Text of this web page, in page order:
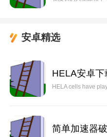
安卓精选
HELA安卓下
HELA cells have
简单加速器